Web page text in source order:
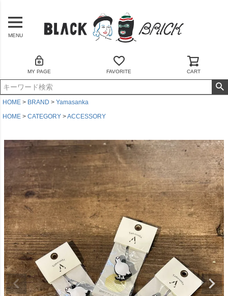
MENU
MY PAGE FAVORITE CART
HOME BRAND
Yamasanka
HOME
CATEGORY ACCESSORY